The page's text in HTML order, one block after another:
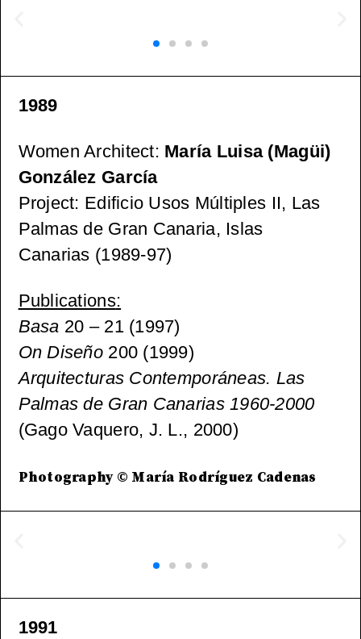
1989
Women Architect: María Luisa (Magüi)
González García
Project: Edificio Usos Múltiples II, Las
Palmas de Gran Canaria, Islas
Canarias (1989-97)
Publications:
Basa 20 – 21 (1997)
On Diseño 200 (1999)
Arquitecturas Contemporáneas. Las
Palmas de Gran Canarias 1960-2000
(Gago Vaquero, J. L., 2000)
Photography © María Rodríguez Cadenas
1991